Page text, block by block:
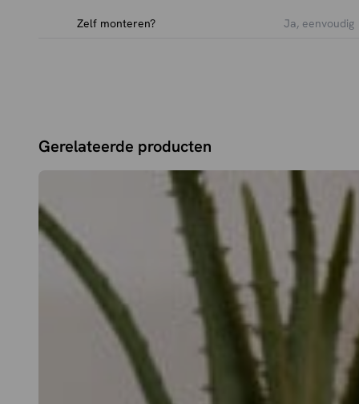
Zelf monteren?
Ja, eenvoudig
Gerelateerde producten